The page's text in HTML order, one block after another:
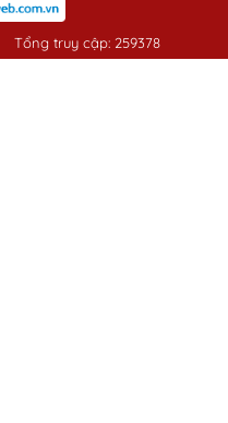
Tổng truy cập: 259378